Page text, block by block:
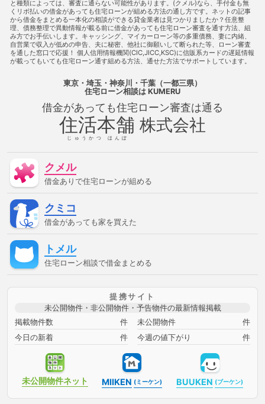
借金があっても住宅ローンに通る
借金があっても住宅ローンに
通る方法
借金があっても住宅ローンを組む
借金があっても
住宅ローン審査に通る
借金があっても住宅ローン審査に通る方
法
借金があっても住宅ローン審査に通る方法
借金があって
も住宅ローン審査に通過することは可能
借金があっても住宅ロ
ーン審査に通過することは可能
借金があっても審査に通る
借金があっても通る
借金があっても通る
借金があっても通
借金があってローンに通る
借金があってローンに通
審査に通る
借金があってローン審査に通る方法
借金があっ
てローン審査に通る方法
借金があって住宅ローンに通る
金があって住宅ローンに通る方法
借金があって住宅ローンに通
借金があって住宅ローン審査に通る
法
停止条件
譲渡
入札 全銀協 公序良俗
格
額
分筆登記
法
原状回復義務
法
取消権 合意解除 合筆登記
税
不適合責任
審査に通った方法
分
建ぺい率 建物 建物買取請求権
準法
建築確認 弁済 弁護士
当権
担保 担保権 援用 損害賠償 敷地
敷地、防
書類 根抵当権
構造計算 民法 法律 消滅時効 準防火地域
納
無効 物件変動 特定調停
用
途地域
登記 登記事項証明書 目的別ローン
直系卑属
直系尊属
相続時精算課税制度 短期譲渡所得
破
組む方法ローンに通るローンに通る方法ローン審査に通るローン審
査に通る方法住宅ローンに通る住宅ローンに通る方法住宅ローン審
査に通る住宅ローン審査に通る方法住宅ローン相談借金があっても
ローンに通る借金があってもローンに通る方法借金があってもロー
ン審査に通る借金があってもローン審査に通る方法借金があっても
と種類によっては、審査に通らない可能性があります。(クメル)なら、手付金も無
くリボ払いの借金があっても住宅ローンが組める方法の通し方です。ネットの記事
から借金をまとめる一本化の相談ができる貸金業者は見つかりましたか？任意整
理、債務整理で異動情報が載る前に借金があっても住宅ローン審査を通す方法、組
み方でお手伝いします。キャッシング、マイカーローン等の多重債務、妻に内緒、
自営業で収入が低めの申告、夫に秘密、他社に御願いして断られた等、ローン審査
を通した窓口で応援！ 個人信用情報機関(CIC,JICC,KSC)に信販系カードの遅延情報
が載ってもいても住宅ローン通す組める方法、通せた方法でサポートしています。
東京・埼玉・神奈川・千葉（一都三県）
住宅ローン相談は KUMERU
借金があっても住宅ローン審査は通る
住活本舗
じゅうかつ ほんぽ
株式会社
クメル
借金ありで住宅ローンが組める
クミコ
借金があっても家を買えた
トメル
住宅ローン相談で借金まとめる
提携サイト
未公開物件・非公開物件・予告物件の最新情報掲載
掲載物件数
件 未公開物件
件
今日の新着
件 今週の値下がり 件
未公開物件ネット MIIKEN (ミーケン) BUUKEN (ブーケン)